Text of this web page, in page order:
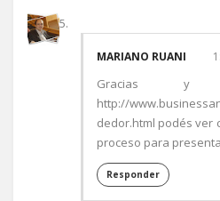
MARIANO RUANI
Gracias y
http://
dedor.html podés ver
proceso para
Responder